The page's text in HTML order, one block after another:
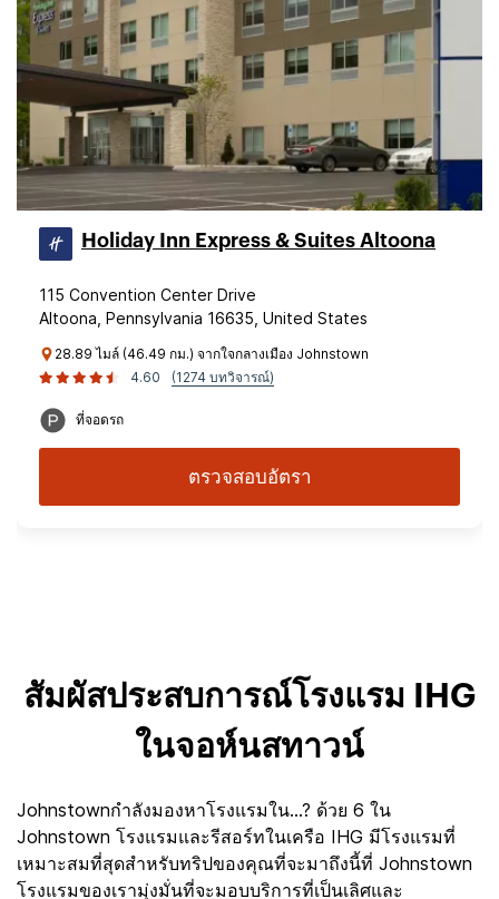
Holiday Inn Express & Suites Altoona
115 Convention Center Drive
Altoona, Pennsylvania 16635, United States
28.89 ไมล์ (46.49 กม.) จากใจกลางเมือง Johnstown
4.60
(1274 บทวิจารณ์)
ที่จอดรถ
ตรวจสอบอัตรา
สัมผัสประสบการณ์โรงแรม IHG
ในจอห์นสทาวน์
Johnstownกำลังมองหาโรงแรมใน...? ด้วย 6 ใน
Johnstown โรงแรมและรีสอร์ทในเครือ IHG มีโรงแรมที่
เหมาะสมที่สุดสำหรับทริปของคุณที่จะมาถึงนี้ที่ Johnstown
โรงแรมของเรามุ่งมั่นที่จะมอบบริการที่เป็นเลิศและ